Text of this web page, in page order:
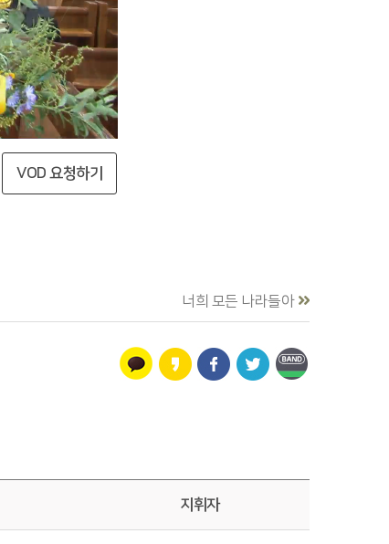
VOD 요청하기
너희 모든 나라들아
지휘자